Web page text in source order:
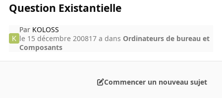
Question Existantielle
Par KOLOSS
le 15 décembre 200817 a dans Ordinateurs de bureau et
Composants
Commencer un nouveau sujet